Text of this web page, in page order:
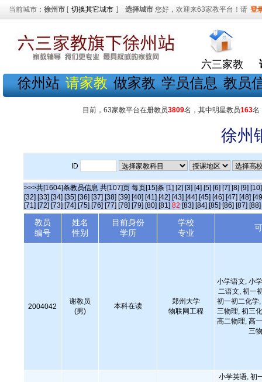
当前城市： 徐州市 [ 切换其它城市 ] 选择城市 您好，欢迎来63家教平台！请 登
六三家教
徐州站 请家教 做家教 学员信息 教员
目前，63家教平台在册教员3809名，其中明星教员163名
徐州
ID
>>>共[1604]条教员信息 共[107]页 每页[15]条 [1] [2] [3] [4] [5] [6] [7] [8] [9] [10]
[32] [33] [34] [35] [36] [37] [38] [39] [40] [41] [42] [43] [44] [45] [46] [47] [48]
[71] [72] [73] [74] [75] [76] [77] [78] [79] [80] [81] 82 [83] [84] [85] [86] [87] [88]
教员
编号
姓名
性别
目前身份
学历
学校
专业
2004042
谢教员
(男)
本科在读
郑州大学
物联网工程
小学语文, 小
二语文, 初一
初一初二化学
三物理, 初三
高二物理, 高
三
小学英语, 初